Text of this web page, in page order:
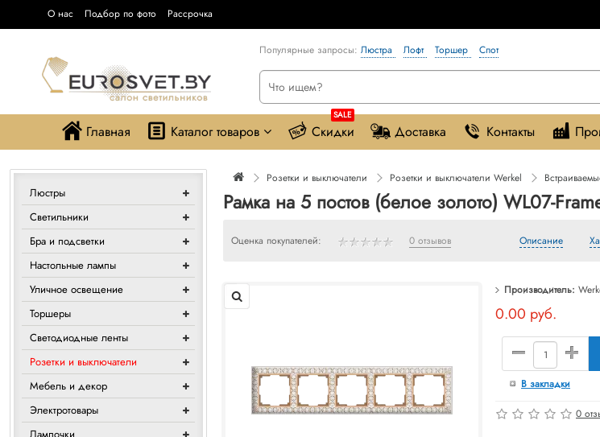
О нас Подбор по фото Рассрочка
Популярные запросы: Люстра Лофт Торшер
Спот
Главная Каталог товаров
SALE
Скидки Доставка Контакты
Люстры
Светильники
Бра и подсветки
Настольные лампы
Уличное освещение
Торшеры
Светодиодные ленты
Розетки и выключатели
Мебель и декор
Электротовары
Розетки и выключатели Розетки и выключатели Werkel
Рамка на 5 постов (белое золото) WL07-
Оценка покупателей: 0 отзывов Описание
Производитель:
0.00 руб.
В закладки
0